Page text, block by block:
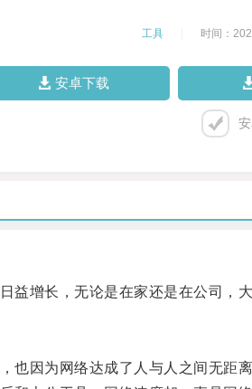
工具 时间：
安卓下载
增长，无论是在家还是在公司，大
因为网络达成了人与人之间无距离